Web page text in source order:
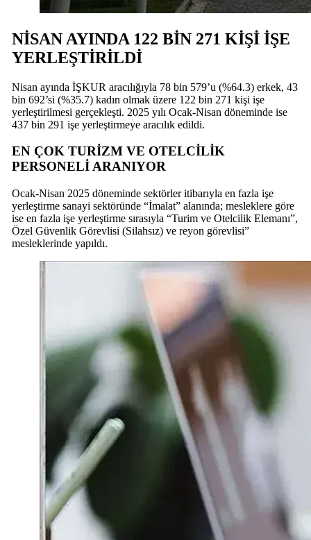
NİSAN AYINDA 122 BİN 271 KİŞİ İŞE
YERLEŞTİRİLDİ
Nisan ayında İŞKUR aracılığıyla 78 bin 579’u (%64.3) erkek, 43
bin 692’si (%35.7) kadın olmak üzere 122 bin 271 kişi işe
yerleştirilmesi gerçekleşti. 2025 yılı Ocak-Nisan döneminde ise
437 bin 291 işe yerleştirmeye aracılık edildi.
EN ÇOK TURİZM VE OTELCİLİK
PERSONELİ ARANIYOR
Ocak-Nisan 2025 döneminde sektörler itibarıyla en fazla işe
yerleştirme sanayi sektöründe “İmalat” alanında; mesleklere göre
ise en fazla işe yerleştirme sırasıyla “Turim ve Otelcilik Elemanı”,
Özel Güvenlik Görevlisi (Silahsız) ve reyon görevlisi”
mesleklerinde yapıldı.